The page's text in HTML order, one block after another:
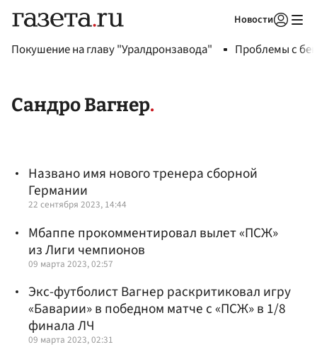
Новости
Покушение на главу "Уралдронзавода" Проблемы с
Сандро Вагнер
Названо имя нового тренера сборной
Германии
22 сентября 2023, 14:44
Мбаппе прокомментировал вылет «ПСЖ»
из Лиги чемпионов
09 марта 2023, 02:57
Экс-футболист Вагнер раскритиковал игру
«Баварии» в победном матче с «ПСЖ» в 1/8
финала ЛЧ
09 марта 2023, 02:31